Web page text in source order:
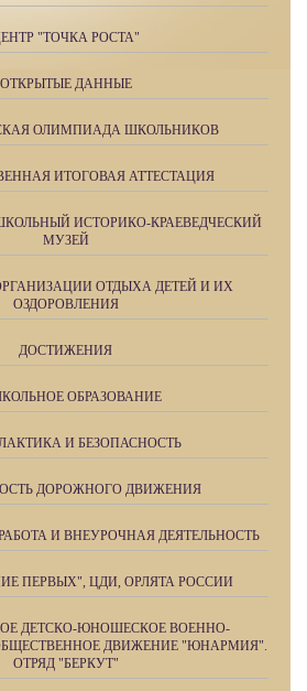
"ТОЧКА РОСТА"
ОТКРЫТЫЕ ДАННЫЕ
ОЛИМПИАДА ШКОЛЬНИКОВ
ИТОГОВАЯ АТТЕСТАЦИЯ
ИСТОРИКО-КРАЕВЕДЧЕСКИЙ
МУЗЕЙ
ОТДЫХА ДЕТЕЙ И ИХ
ОЗДОРОВЛЕНИЯ
ДОСТИЖЕНИЯ
ОБРАЗОВАНИЕ
И БЕЗОПАСНОСТЬ
ДОРОЖНОГО ДВИЖЕНИЯ
И ВНЕУРОЧНАЯ ДЕЯТЕЛЬНОСТЬ
ПЕРВЫХ", ЦДИ, ОРЛЯТА РОССИИ
ДЕТСКО-ЮНОШЕСКОЕ ВОЕННО-
ДВИЖЕНИЕ "ЮНАРМИЯ".
ОТРЯД "БЕРКУТ"